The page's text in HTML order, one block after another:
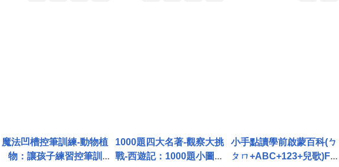
魔法凹槽控筆訓練-動物植
物：讓孩子練習控筆訓
1000題四大名著-觀察大挑
戰-西遊記：1000題小圖找
小手點讀學前啟蒙百科(ㄅ
ㄆㄇ+ABC+123+兒歌)FO